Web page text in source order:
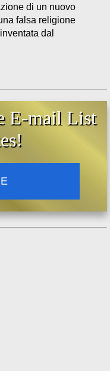
di un nuovo
falsa religione
dal
sono
i "miti e le vili
Ha anche fatto
(n.
E-mail List